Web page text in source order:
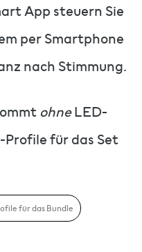
App steuern Sie
per Smartphone
nach Stimmung.
ohneLED-
Profile für das Set
für das Bundle